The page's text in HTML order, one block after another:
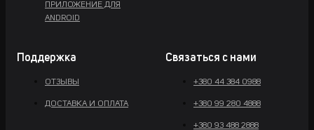
ПРИЛОЖЕНИЕ ДЛЯ
ANDROID
Поддержка
ОТЗЫВЫ
ДОСТАВКА И ОПЛАТА
Связаться с нами
+380 44 384 0988
+380 99 280 4888
+380 93 488 2888